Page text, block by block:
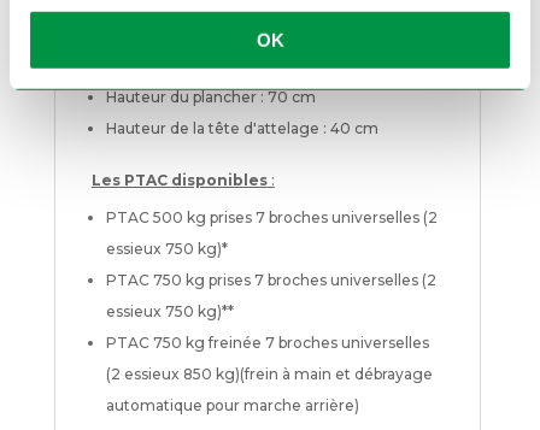
OK
intérieures : 305 x 151 / hors tout : 432 x 158 /
passage de porte intérieures : 150
Hauteur du plancher : 70 cm
Hauteur de la tête d'attelage : 40 cm
Les PTAC disponibles:
PTAC 500 kg prises 7 broches universelles (2
essieux 750 kg)*
PTAC 750 kg prises 7 broches universelles (2
essieux 750 kg)**
PTAC 750 kg freinée 7 broches universelles
(2 essieux 850 kg)(frein à main et débrayage
automatique pour marche arrière)